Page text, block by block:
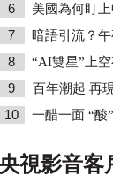
6 美國為何盯
7 暗語引流？
8 “AI雙星”上
9 百年潮起 再
10 一醋一面 “酸
央視影音客